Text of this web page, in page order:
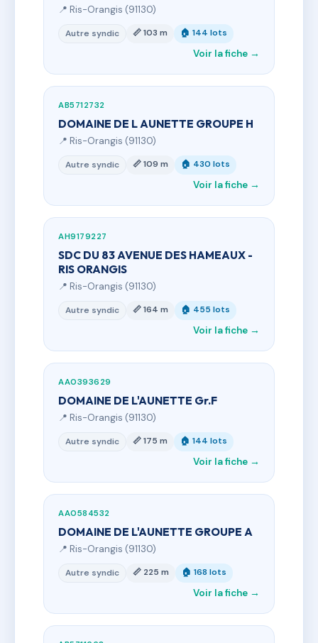
📍 Ris-Orangis (91130)
Autre syndic 📏 103 m 🏠 144 lots
Voir la fiche →
AB5712732
DOMAINE DE L AUNETTE GROUPE H
📍 Ris-Orangis (91130)
Autre syndic 📏 109 m 🏠 430 lots
Voir la fiche →
AH9179227
SDC DU 83 AVENUE DES HAMEAUX -
RIS ORANGIS
📍 Ris-Orangis (91130)
Autre syndic 📏 164 m 🏠 455 lots
Voir la fiche →
AA0393629
DOMAINE DE L'AUNETTE Gr.F
📍 Ris-Orangis (91130)
Autre syndic 📏 175 m 🏠 144 lots
Voir la fiche →
AA0584532
DOMAINE DE L'AUNETTE GROUPE A
📍 Ris-Orangis (91130)
Autre syndic 📏 225 m 🏠 168 lots
Voir la fiche →